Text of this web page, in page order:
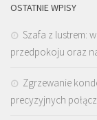
OSTATNIE WPISY
Szafa z lustrem:
przedpokoju oraz
Zgrzewanie
precyzyjnych